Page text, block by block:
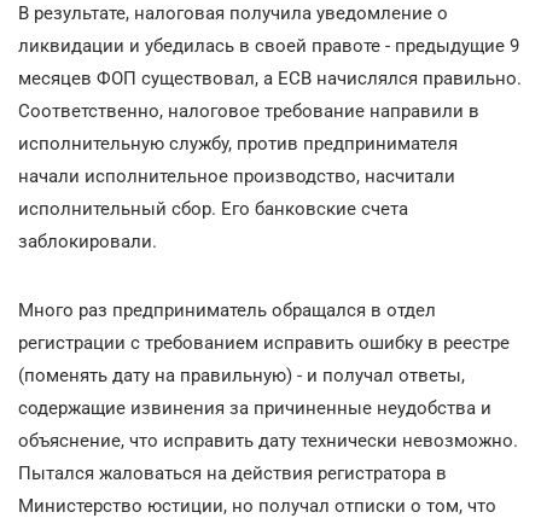
В результате, налоговая получила уведомление о
ликвидации и убедилась в своей правоте - предыдущие 9
месяцев ФОП существовал, а ЕСВ начислялся правильно.
Соответственно, налоговое требование направили в
исполнительную службу, против предпринимателя
начали исполнительное производство, насчитали
исполнительный сбор. Его банковские счета
заблокировали.
Много раз предприниматель обращался в отдел
регистрации с требованием исправить ошибку в реестре
(поменять дату на правильную) - и получал ответы,
содержащие извинения за причиненные неудобства и
объяснение, что исправить дату технически невозможно.
Пытался жаловаться на действия регистратора в
Министерство юстиции, но получал отписки о том, что